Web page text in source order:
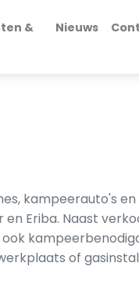
&
Nieuws
kampeerauto's
Eriba. Naast
of